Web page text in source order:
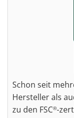
Schon seit
Hersteller als
zu den FSC®-